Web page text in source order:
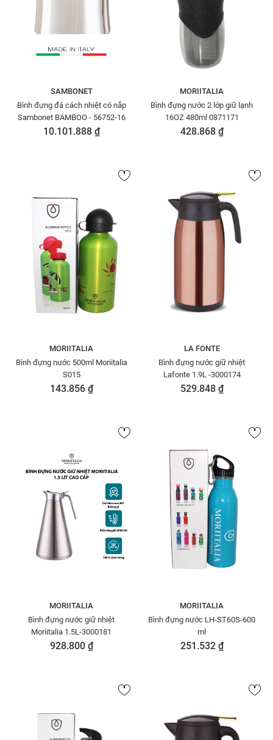
SAMBONET
Bình đựng đá cách nhiệt có nắp
Sambonet BAMBOO - 56752-16
10.101.888 ₫
MORIITALIA
Bình đựng nước 2 lớp giữ lạnh
16OZ 480ml 0871171
428.868 ₫
MORIITALIA
Bình đựng nước 500ml Moriitalia
S015
143.856 ₫
LA FONTE
Bình đựng nước giữ nhiệt
Lafonte 1.9L -3000174
529.848 ₫
MORIITALIA
Bình đựng nước giữ nhiệt
Moriitalia 1.5L-3000181
928.800 ₫
MORIITALIA
Bình đựng nước LH-ST60S-600
ml
251.532 ₫